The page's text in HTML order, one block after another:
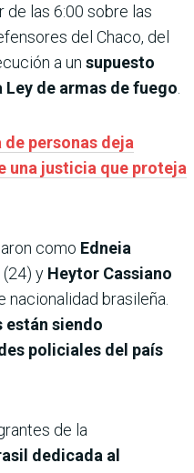
de las 6:00 sobre las
del Chaco, del
a un supuesto
de armas de fuego
personas deja
una justicia que proteja
como Edneia
(24) y Heytor Cassiano
nacionalidad brasileña.
están siendo
policiales del país
de la
dedicada al